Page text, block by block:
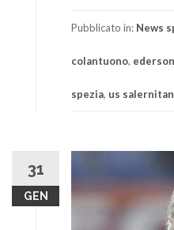
Pubblicato in: News
colantuono, ederson
spezia, us
31
GEN